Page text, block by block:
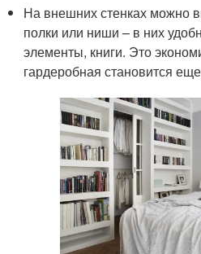
На внешних стенках можно
полки или ниши – в них
элементы, книги. Это
гардеробная становится